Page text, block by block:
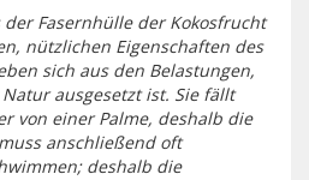
Fasernhülle der Kokosfrucht
nützlichen Eigenschaften des
sich aus den Belastungen,
ausgesetzt ist. Sie fällt
von einer Palme, deshalb die
anschließend oft
deshalb die